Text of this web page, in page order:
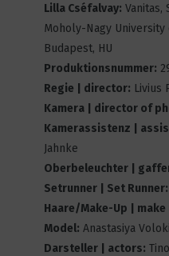
2 3899
I am a
1 4375
Obscure
2 5367
Lilla Cséfalvay: Vanitas,
Moholy-Nagy University
Budapest, HU
Produktionsnummer:
Regie | director: Livius
Kamera | director of
Kamerassistenz |
Jahnke
Oberbeleuchter |
Setrunner | Set Runner:
Haare/Make-Up |
Model: Anastasiya
Darsteller | actors: